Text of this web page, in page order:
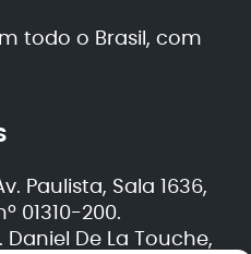
todo o Brasil, com
Paulista, Sala 1636,
01310-200.
De La Touche,